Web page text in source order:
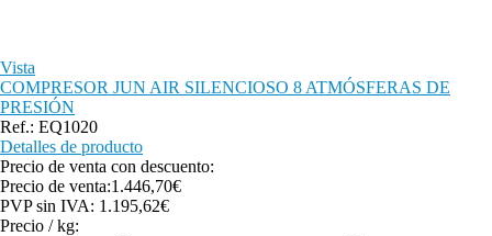
Vista
COMPRESOR JUN AIR SILENCIOSO 8 ATMÓSFERAS DE
PRESIÓN
Ref.: EQ1020
Detalles de producto
Precio de venta con descuento:
Precio de venta:1.446,70€
PVP sin IVA: 1.195,62€
Precio / kg: